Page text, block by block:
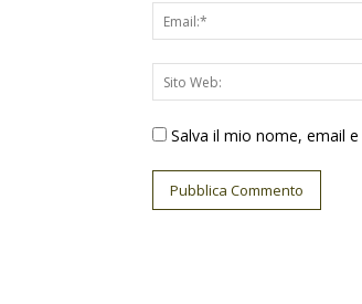
Salva il mio nome, email